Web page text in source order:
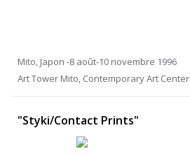
Mito, Japon -8 août-10 novembre 1996
Art Tower Mito, Contemporary Art Center
"Styki/Contact Prints"